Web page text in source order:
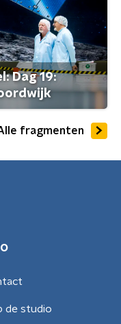
Dag 19:
fragmenten
de studio